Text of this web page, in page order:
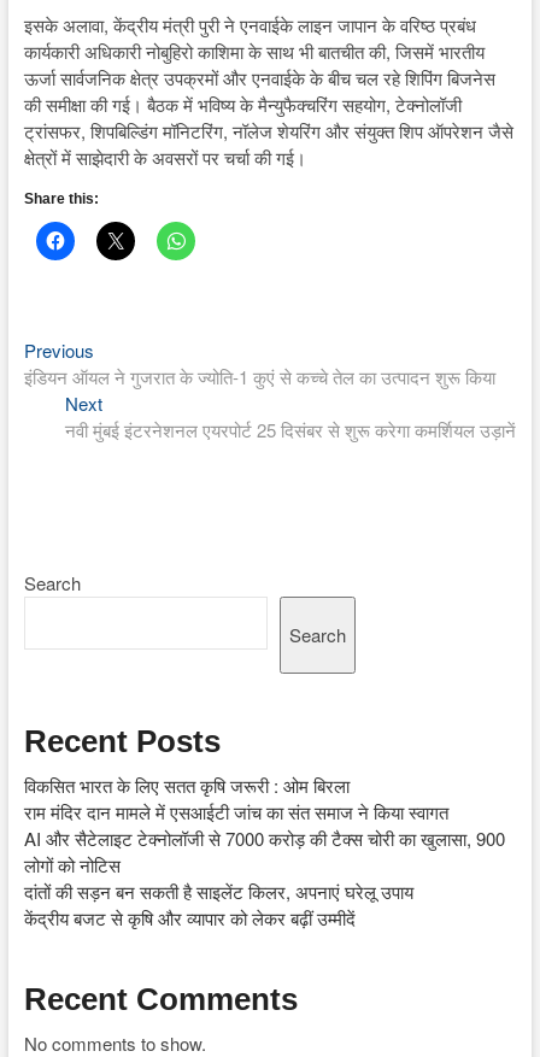
इसके अलावा, केंद्रीय मंत्री पुरी ने एनवाईके लाइन जापान के वरिष्ठ प्रबंध
कार्यकारी अधिकारी नोबुहिरो काशिमा के साथ भी बातचीत की, जिसमें भारतीय
ऊर्जा सार्वजनिक क्षेत्र उपक्रमों और एनवाईके के बीच चल रहे शिपिंग बिजनेस
की समीक्षा की गई। बैठक में भविष्य के मैन्युफैक्चरिंग सहयोग, टेक्नोलॉजी
ट्रांसफर, शिपबिल्डिंग मॉनिटरिंग, नॉलेज शेयरिंग और संयुक्त शिप ऑपरेशन जैसे
क्षेत्रों में साझेदारी के अवसरों पर चर्चा की गई।
Share this:
Post
navigation
PreviousPrevious
post:
इंडियन ऑयल ने गुजरात के ज्योति-1 कुएं से कच्चे तेल का उत्पादन शुरू किया
NextNext
post:
नवी मुंबई इंटरनेशनल एयरपोर्ट 25 दिसंबर से शुरू करेगा कमर्शियल उड़ानें
Search
Search
Recent Posts
विकसित भारत के लिए सतत कृषि जरूरी : ओम बिरला
राम मंदिर दान मामले में एसआईटी जांच का संत समाज ने किया स्वागत
AI और सैटेलाइट टेक्नोलॉजी से 7000 करोड़ की टैक्स चोरी का खुलासा, 900
लोगों को नोटिस
दांतों की सड़न बन सकती है साइलेंट किलर, अपनाएं घरेलू उपाय
केंद्रीय बजट से कृषि और व्यापार को लेकर बढ़ीं उम्मीदें
Recent Comments
No comments to show.